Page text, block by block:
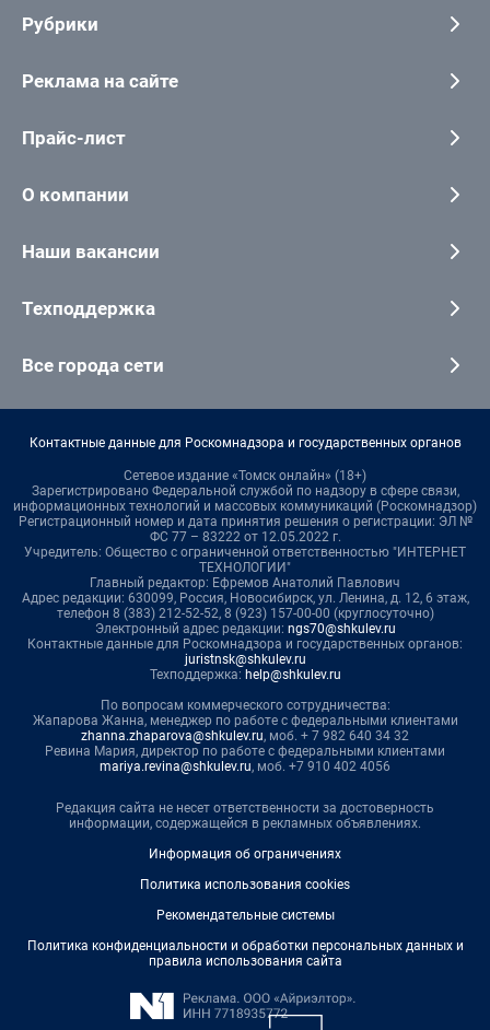
Рубрики
Реклама на сайте
Прайс-лист
О компании
Наши вакансии
Техподдержка
Все города сети
Контактные данные для Роскомнадзора и государственных органов
Сетевое издание «Томск онлайн» (18+)
Зарегистрировано Федеральной службой по надзору в сфере связи,
информационных технологий и массовых коммуникаций (Роскомнадзор)
Регистрационный номер и дата принятия решения о регистрации: ЭЛ №
ФС 77 – 83222 от 12.05.2022 г.
Учредитель: Общество с ограниченной ответственностью "ИНТЕРНЕТ
ТЕХНОЛОГИИ"
Главный редактор: Ефремов Анатолий Павлович
Адрес редакции: 630099, Россия, Новосибирск, ул. Ленина, д. 12, 6 этаж,
телефон 8 (383) 212-52-52, 8 (923) 157-00-00 (круглосуточно)
Электронный адрес редакции: ngs70@shkulev.ru
Контактные данные для Роскомнадзора и государственных органов:
juristnsk@shkulev.ru
Техподдержка: help@shkulev.ru
По вопросам коммерческого сотрудничества:
Жапарова Жанна, менеджер по работе с федеральными клиентами
zhanna.zhaparova@shkulev.ru, моб. + 7 982 640 34 32
Ревина Мария, директор по работе с федеральными клиентами
mariya.revina@shkulev.ru, моб. +7 910 402 4056
Редакция сайта не несет ответственности за достоверность
информации, содержащейся в рекламных объявлениях.
Информация об ограничениях
Политика использования cookies
Рекомендательные системы
Политика конфиденциальности и обработки персональных данных и
правила использования сайта